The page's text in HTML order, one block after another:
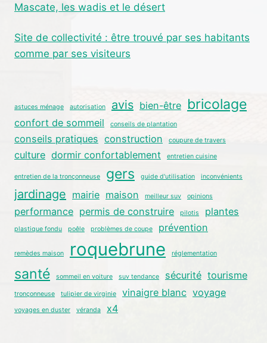
Mascate, les wadis et le désert
Site de collectivité : être trouvé par ses habitants
comme par ses visiteurs
astuces ménage autorisation avis bien-être bricolage
confort de sommeil conseils de plantation
conseils pratiques construction coupure de travers
culture dormir confortablement entretien cuisine
entretien de la tronçonneuse gers guide d'utilisation inconvénients
jardinage mairie maison meilleur suv opinions
performance permis de construire pilotis plantes
plastique fondu poêle problèmes de coupe prévention
remèdes maison roquebrune réglementation
santé sommeil en voiture suv tendance sécurité tourisme
tronçonneuse tulipier de virginie vinaigre blanc voyage
voyages en duster véranda x4